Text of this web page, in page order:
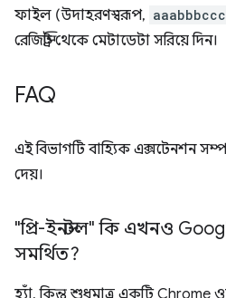
ফাইল (উদাহরণস্বরূপ,
রেজিস্ট্রি থেকে মেটাডেটা সরিয়ে দিন।
FAQ
এই বিভাগটি বাহ্যিক এক্সটেনশন
দেয়।
"প্রি-ইনস্টল" কি এখনও
সমর্থিত?
হ্যাঁ, কিন্তু শুধুমাত্র একটি Chrome